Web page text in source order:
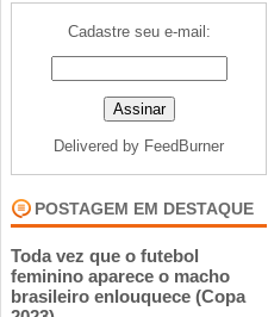
Cadastre seu e-mail:
Delivered by FeedBurner
POSTAGEM EM DESTAQUE
Toda vez que o futebol
feminino aparece o macho
brasileiro enlouquece (Copa